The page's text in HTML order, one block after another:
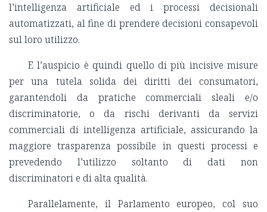
l’intelligenza artificiale ed i processi decisionali
automatizzati, al fine di prendere decisioni consapevoli
sul loro utilizzo.
E l’auspicio è quindi quello di più incisive misure
per una tutela solida dei diritti dei consumatori,
garantendoli da pratiche commerciali sleali e/o
discriminatorie, o da rischi derivanti da servizi
commerciali di intelligenza artificiale, assicurando la
maggiore trasparenza possibile in questi processi e
prevedendo l’utilizzo soltanto di dati non
discriminatori e di alta qualità.
Parallelamente, il Parlamento europeo, col suo